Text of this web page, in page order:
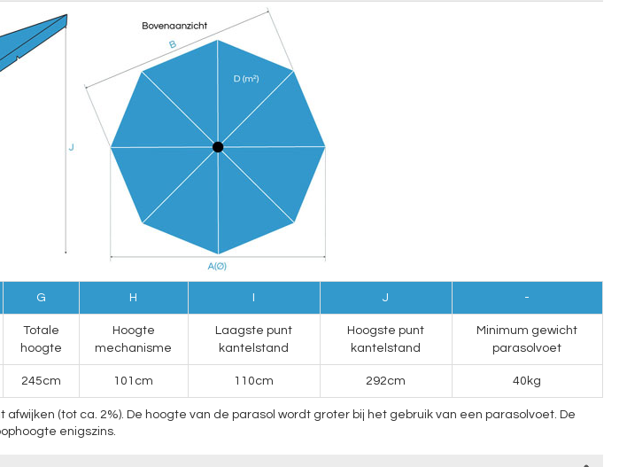
G H J -
Totale
hoogte
Hoogte
mechanisme
Laagste punt
kantelstand
Hoogste punt
kantelstand
Minimum gewicht
parasolvoet
245cm 101cm 110cm 292cm 40kg
(tot ca. 2%). De hoogte van de parasol wordt groter bij het gebruik van een parasolvoet. De
enigszins.